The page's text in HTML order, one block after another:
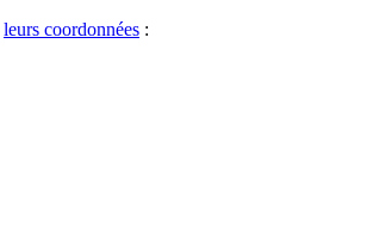
leurs coordonnées :